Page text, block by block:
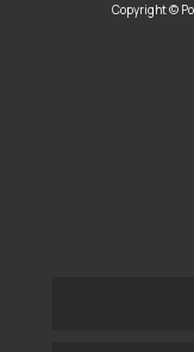
Copyright ©